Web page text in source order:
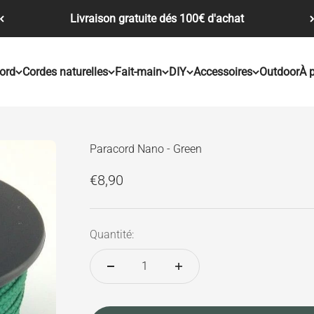
Livraison gratuite dés 100€ d'achat
Cordes naturelles Fait-main DIY Accessoires OutdoorÀ
Paracord Nano - Green
Prix de vente
€8,90
Quantité: